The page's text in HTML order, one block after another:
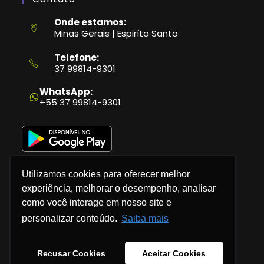
Utilizamos cookies para oferecer melhor
experiência, melhorar o desempenho, analisar
como você interage em nosso site e
personalizar conteúdo. Saiba mais
Recusar Cookies Aceitar Cookies
Onde estamos:
Minas Gerais | Espiríto Santo
Telefone:
37 99814-9301
em
seu
aplicativo
WhatsApp:
+55 37 99814-9301
Política de Privacidade